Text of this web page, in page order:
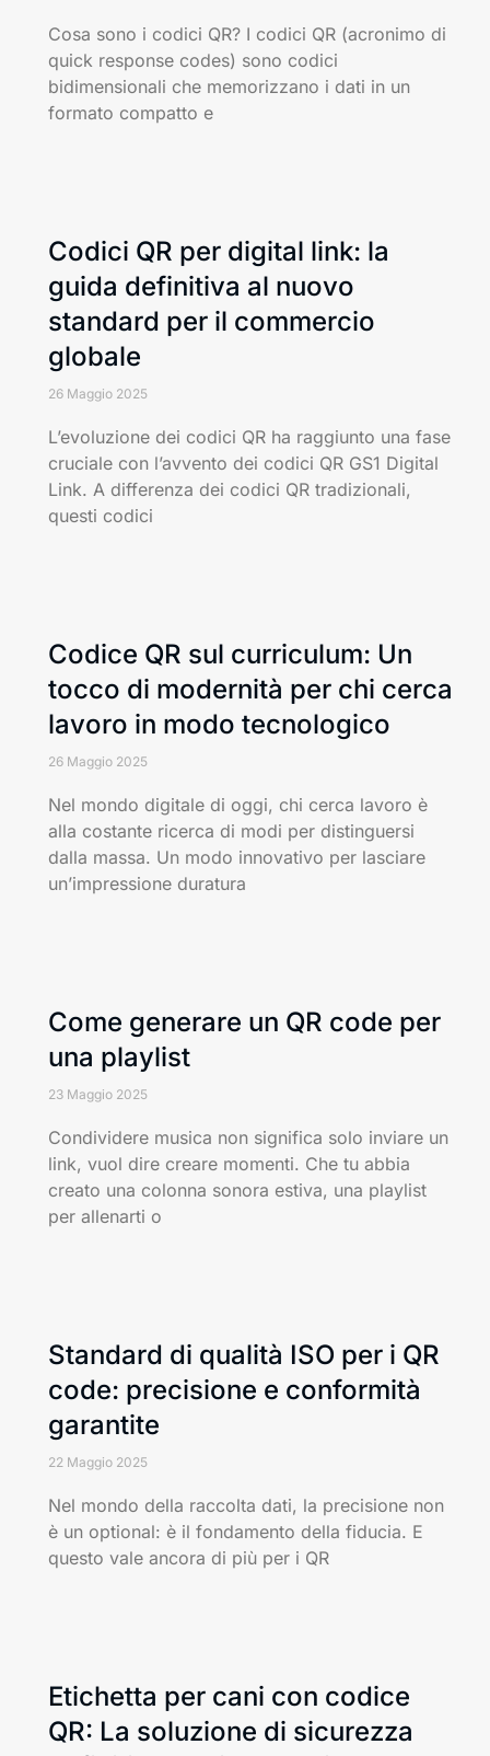
Cosa sono i codici QR? I codici QR (acronimo di
quick response codes) sono codici
bidimensionali che memorizzano i dati in un
formato compatto e
Codici QR per digital link: la
guida definitiva al nuovo
standard per il commercio
globale
26 Maggio 2025
L’evoluzione dei codici QR ha raggiunto una fase
cruciale con l’avvento dei codici QR GS1 Digital
Link. A differenza dei codici QR tradizionali,
questi codici
Codice QR sul curriculum: Un
tocco di modernità per chi cerca
lavoro in modo tecnologico
26 Maggio 2025
Nel mondo digitale di oggi, chi cerca lavoro è
alla costante ricerca di modi per distinguersi
dalla massa. Un modo innovativo per lasciare
un’impressione duratura
Come generare un QR code per
una playlist
23 Maggio 2025
Condividere musica non significa solo inviare un
link, vuol dire creare momenti. Che tu abbia
creato una colonna sonora estiva, una playlist
per allenarti o
Standard di qualità ISO per i QR
code: precisione e conformità
garantite
22 Maggio 2025
Nel mondo della raccolta dati, la precisione non
è un optional: è il fondamento della fiducia. E
questo vale ancora di più per i QR
Etichetta per cani con codice
QR: La soluzione di sicurezza